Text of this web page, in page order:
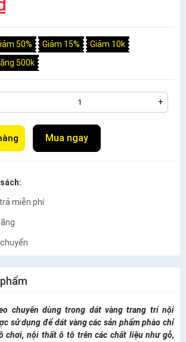
50% Giảm 15%
Giảm 10k
500k
+
Mua ngay
miễn phí
chuyên dùng trong dát vàng trang trí nội
sử dụng để dát vàng các sản phẩm phào chỉ
chơi, nội thất ô tô trên các chất liệu như gỗ,